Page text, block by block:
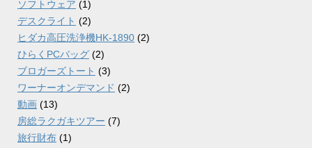
ソフトウェア (1)
デスクライト (2)
ヒダカ高圧洗浄機HK-1890 (2)
ひらくPCバッグ (2)
ブロガーズトート (3)
ワーナーオンデマンド (2)
動画 (13)
房総ラクガキツアー (7)
旅行財布 (1)